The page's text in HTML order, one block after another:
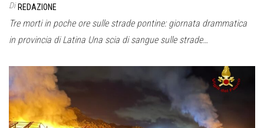
Di REDAZIONE
Tre morti in poche ore sulle strade pontine: giornata drammatica
in provincia di Latina Una scia di sangue sulle strade…